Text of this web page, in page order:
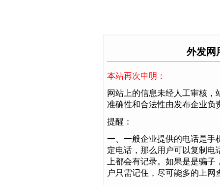
外发网
本站再次申明：
网站上的信息未经人工审核
准确性和合法性由发布企业负
提醒：
一、一般企业提供的电话是手
定电话，那么用户可以复制电
上都会有记录。如果是是骗子
户只需记住，尽可能多的上网